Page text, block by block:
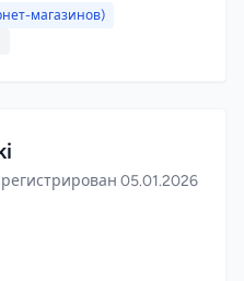
магазинов)
05.01.2026